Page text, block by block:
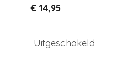
€ 14,95
Uitgeschakeld